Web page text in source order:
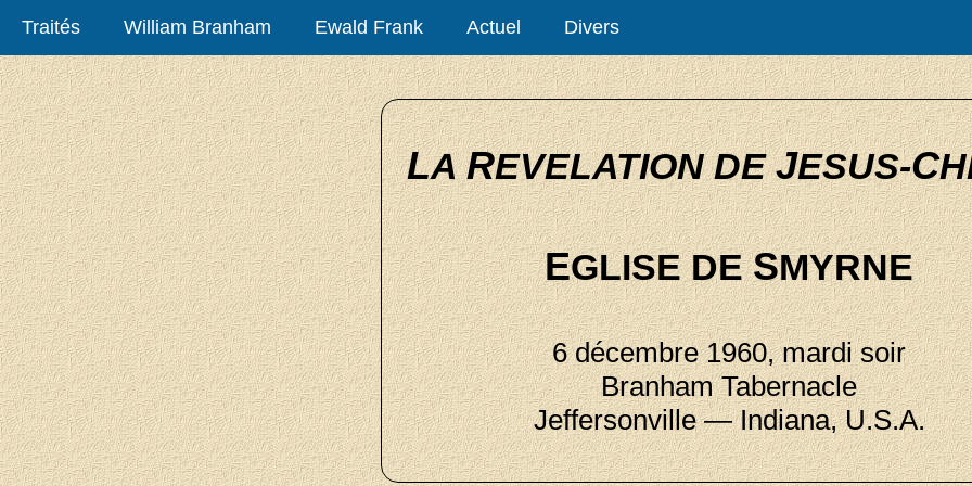
Traités William Branham Ewald Frank Actuel Divers
LAREVELATION DEJESUS-C
EGLISE DESMYRNE
6 décembre 1960, mardi soir
Branham Tabernacle
Jeffersonville — Indiana, U.S.A.